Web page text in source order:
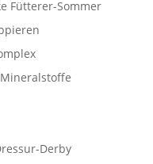
Fütterer-Sommer
Derby